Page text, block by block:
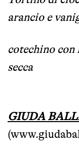
arancio e
cotechino
secca
GIUDA
(